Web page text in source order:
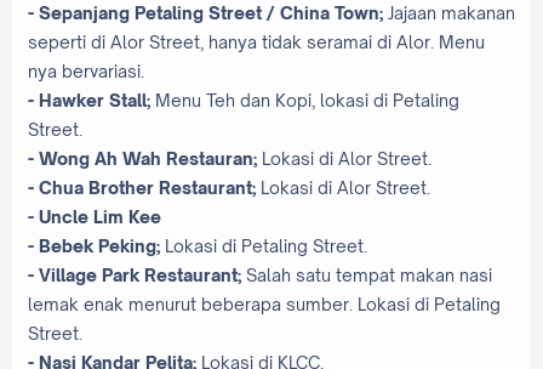
- Sepanjang Petaling Street / China Town; Jajaan makanan
seperti di Alor Street, hanya tidak seramai di Alor. Menu
nya bervariasi.
- Hawker Stall; Menu Teh dan Kopi, lokasi di Petaling
Street.
- Wong Ah Wah Restauran; Lokasi di Alor Street.
- Chua Brother Restaurant; Lokasi di Alor Street.
- Uncle Lim Kee
- Bebek Peking; Lokasi di Petaling Street.
- Village Park Restaurant; Salah satu tempat makan nasi
lemak enak menurut beberapa sumber. Lokasi di Petaling
Street.
- Nasi Kandar Pelita; Lokasi di KLCC.